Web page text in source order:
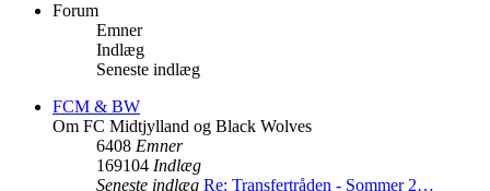
Forum
Emner
Indlæg
Seneste indlæg
FCM & BW
Om FC Midtjylland og Black Wolves
6408 Emner
169104 Indlæg
Seneste indlæg Re: Transfertråden - Sommer 2…